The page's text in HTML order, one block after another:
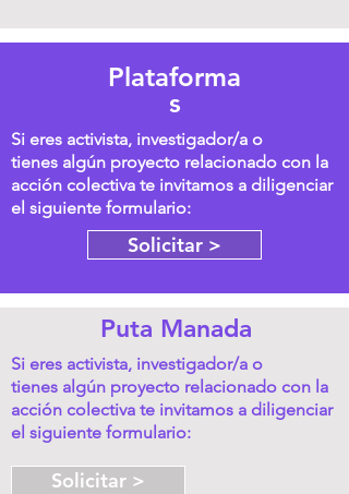
Plataforma
s
Si eres activista, investigador/a o
tienes algún proyecto relacionado con la
acción colectiva te invitamos a diligenciar
el siguiente formulario:
Solicitar >
Puta Manada
Si eres activista, investigador/a o
tienes algún proyecto relacionado con la
acción colectiva te invitamos a diligenciar
el siguiente formulario:
Solicitar >